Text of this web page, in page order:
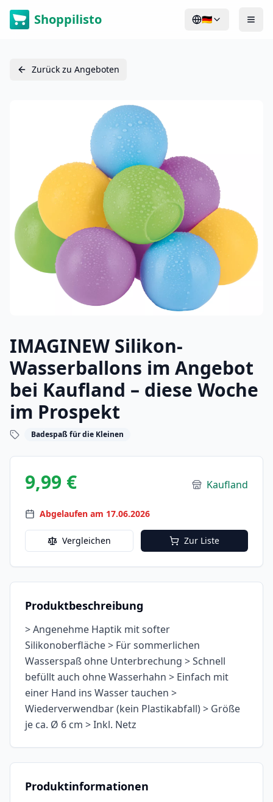
Shoppilisto 🇩🇪
Zurück zu Angeboten
IMAGINEW Silikon-
Wasserballons im Angebot
bei Kaufland – diese Woche
im Prospekt
Badespaß für die Kleinen
9,99 € Kaufland
Abgelaufen am 17.06.2026
Vergleichen Zur Liste
Produktbeschreibung
> Angenehme Haptik mit softer
Silikonoberfläche > Für sommerlichen
Wasserspaß ohne Unterbrechung > Schnell
befüllt auch ohne Wasserhahn > Einfach mit
einer Hand ins Wasser tauchen >
Wiederverwendbar (kein Plastikabfall) > Größe
je ca. Ø 6 cm > Inkl. Netz
Produktinformationen